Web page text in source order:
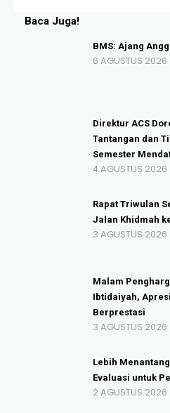
Baca Juga!
BMS: Ajang
6 AGUSTUS 2026
Direktur ACS
Tantangan dan
Semester
4 AGUSTUS 2026
Rapat Triwulan
Jalan Khidmah
3 AGUSTUS 2026
Malam
Ibtidaiyah,
Berprestasi
3 AGUSTUS 2026
Lebih
Evaluasi untuk
2 AGUSTUS 2026